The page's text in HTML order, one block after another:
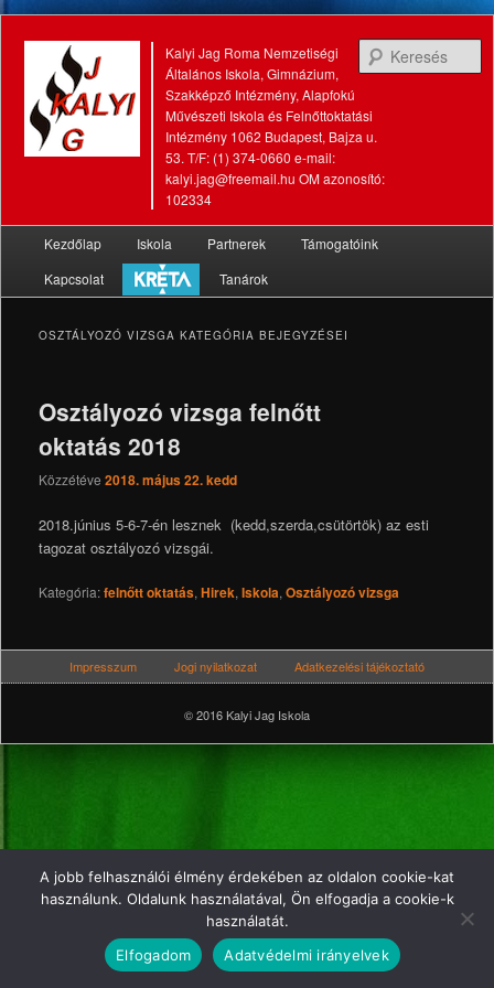
Kalyi Jag Roma Nemzetiségi
Általános Iskola, Gimnázium,
Szakképző Intézmény, Alapfokú
Művészeti Iskola és Felnőttoktatási
Intézmény 1062 Budapest, Bajza u.
53. T/F: (1) 374-0660 e-mail:
kalyi.jag@freemail.hu OM azonosító:
102334
Tovább
az
Tovább
a
Kezdőlap Iskola Partnerek
Támogatóink
Kapcsolat
Tanárok
OSZTÁLYOZÓ VIZSGA KATEGÓRIA BEJEGYZÉSEI
Osztályozó vizsga felnőtt
oktatás 2018
Közzétéve 2018. május 22. kedd
2018.június 5-6-7-én lesznek (kedd,szerda,csütörtök) az esti
tagozat osztályozó vizsgái.
Kategória:felnőtt oktatás, Hirek, Iskola, Osztályozó vizsga
Impresszum Jogi nyilatkozat Adatkezelési tájékoztató
© 2016 Kalyi Jag Iskola
A jobb felhasználói élmény érdekében az oldalon cookie-kat
használunk. Oldalunk használatával, Ön elfogadja a cookie-k
használatát.
Elfogadom
Adatvédelmi irányelvek